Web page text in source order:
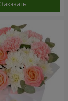
Заказать